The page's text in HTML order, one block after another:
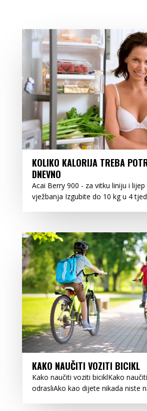
KOLIKO KALORIJA TREBA
DNEVNO
Acai Berry 900 - za vitku liniju i lijep
vježbanja Izgubite do 10 kg u 4
KAKO NAUČITI VOZITI BICIKL
Kako naučiti voziti biciklKako
odrasliAko kao dijete nikada niste